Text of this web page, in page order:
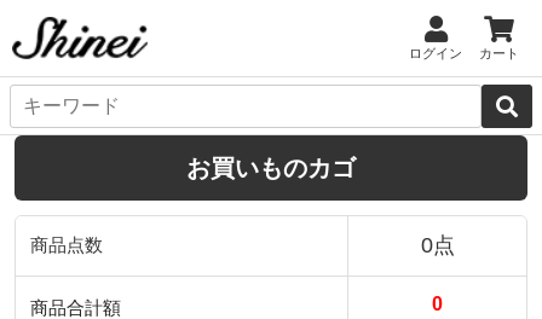
ログイン カート
お買いものカゴ
商品点数 0点
商品合計額 0